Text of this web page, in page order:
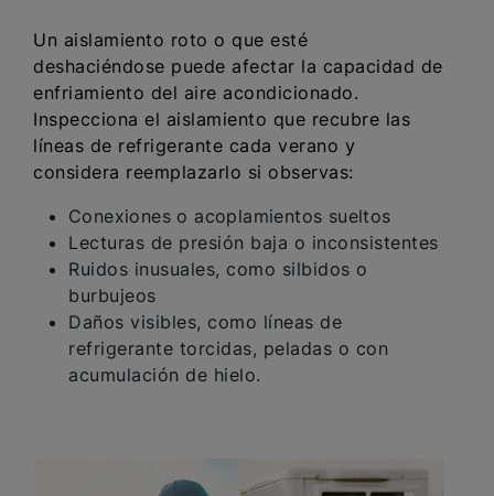
Un aislamiento roto o que esté
deshaciéndose puede afectar la capacidad de
enfriamiento del aire acondicionado.
Inspecciona el aislamiento que recubre las
líneas de refrigerante cada verano y
considera reemplazarlo si observas:
Conexiones o acoplamientos sueltos
Lecturas de presión baja o inconsistentes
Ruidos inusuales, como silbidos o
burbujeos
Daños visibles, como líneas de
refrigerante torcidas, peladas o con
acumulación de hielo.